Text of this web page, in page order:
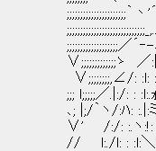
;;;;;;;;;;;;;;;;;;;／
∨;;;;;;;;;;;;;ゝ ／:|
∨;;;;;;;;,∠/: :l: :｀ー
;;; l;;;;;／.|:/: :
､; |;/｀ヽ/:ﾊ: :.|:
∨' /:/: :.ヽ:!: :､
// l:./l: : :l:＼